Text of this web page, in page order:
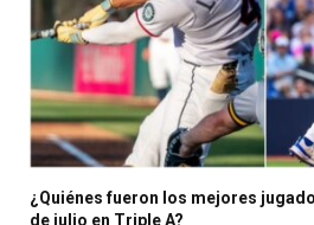
¿Quiénes fueron los mejores
de julio en Triple A?